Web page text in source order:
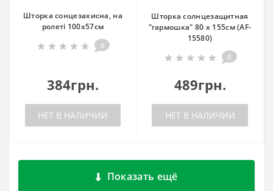
Шторка сонцезахисна, на
ролеті 100х57см
0
384грн.
НЕТ В НАЛИЧИИ
Шторка солнцезащитная
"гармошка" 80 х 155см (AF-
15580)
0
489грн.
НЕТ В НАЛИЧИИ
Показать ещё